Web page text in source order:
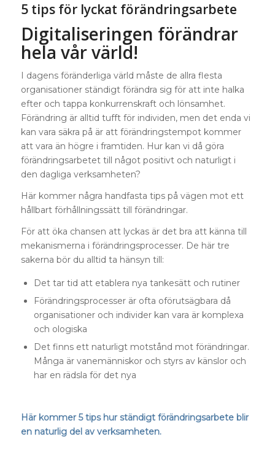
5 tips för lyckat förändringsarbete
Digitaliseringen förändrar
hela vår värld!
I dagens föränderliga värld måste de allra flesta
organisationer ständigt förändra sig för att inte halka
efter och tappa konkurrenskraft och lönsamhet.
Förändring är alltid tufft för individen, men det enda vi
kan vara säkra på är att förändringstempot kommer
att vara än högre i framtiden. Hur kan vi då göra
förändringsarbetet till något positivt och naturligt i
den dagliga verksamheten?
Här kommer några handfasta tips på vägen mot ett
hållbart förhållningssätt till förändringar.
För att öka chansen att lyckas är det bra att känna till
mekanismerna i förändringsprocesser. De här tre
sakerna bör du alltid ta hänsyn till:
Det tar tid att etablera nya tankesätt och rutiner
Förändringsprocesser är ofta oförutsägbara då
organisationer och individer kan vara är komplexa
och ologiska
Det finns ett naturligt motstånd mot förändringar.
Många är vanemänniskor och styrs av känslor och
har en rädsla för det nya
Här kommer 5 tips hur ständigt förändringsarbete blir
en naturlig del av verksamheten.